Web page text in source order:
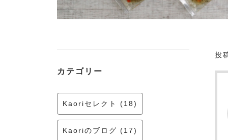
投
カテゴリー
Kaoriセレクト (18)
Kaoriのブログ (17)